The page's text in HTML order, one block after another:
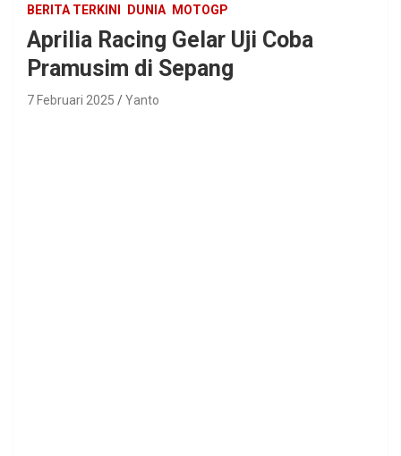
BERITA TERKINI DUNIA MOTOGP
Aprilia Racing Gelar Uji Coba
Pramusim di Sepang
7 Februari 2025 Yanto